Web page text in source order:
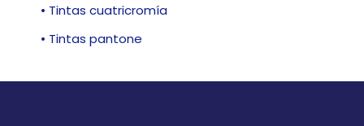
• Tintas cuatricromía
• Tintas pantone